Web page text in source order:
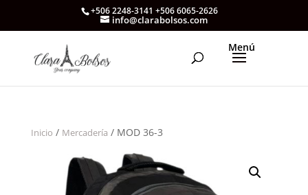
+506 2248-3141 +506 6065-2626
info@clarabolsos.com
Inicio / Mercadería / MOD 36-3